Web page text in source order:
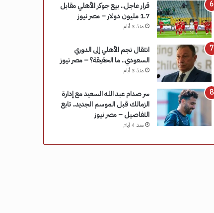
قرار عاجل.. بيع جوكر الأهلي مقابل
1.7 مليون دولار – مصر نيوز
منذ 3 أيام
انتقال نجم الأهلي إلى الدوري
السعودي.. ما الحقيقة؟ – مصر نيوز
منذ 3 أيام
سر صدام عبد الله السعيد مع إدارة
الزمالك قبل الموسم الجديد.. تابع
التفاصيل – مصر نيوز
منذ 4 أيام